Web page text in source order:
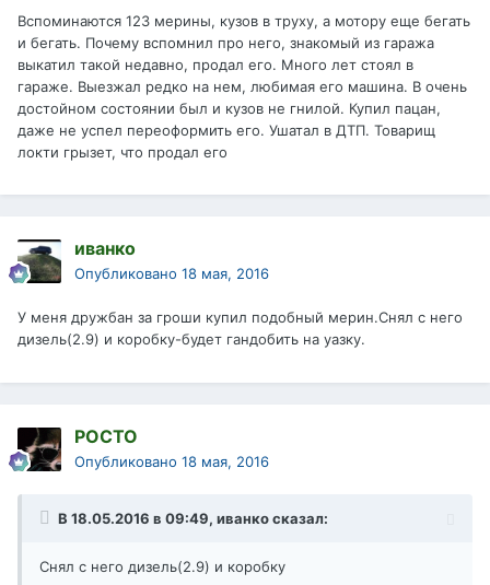
Вспоминаются 123 мерины, кузов в труху, а мотору еще бегать
и бегать. Почему вспомнил про него, знакомый из гаража
выкатил такой недавно, продал его. Много лет стоял в
гараже. Выезжал редко на нем, любимая его машина. В очень
достойном состоянии был и кузов не гнилой. Купил пацан,
даже не успел переоформить его. Ушатал в ДТП. Товарищ
локти грызет, что продал его
иванко
Опубликовано 18 мая, 2016
У меня дружбан за гроши купил подобный мерин.Снял с него
дизель(2.9) и коробку-будет гандобить на уазку.
РОСТО
Опубликовано 18 мая, 2016
В 18.05.2016 в 09:49, иванко сказал:
Снял с него дизель(2.9) и коробку